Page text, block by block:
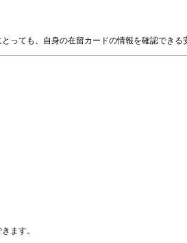
っても、自身の在留カードの情報を確認できる
ます。